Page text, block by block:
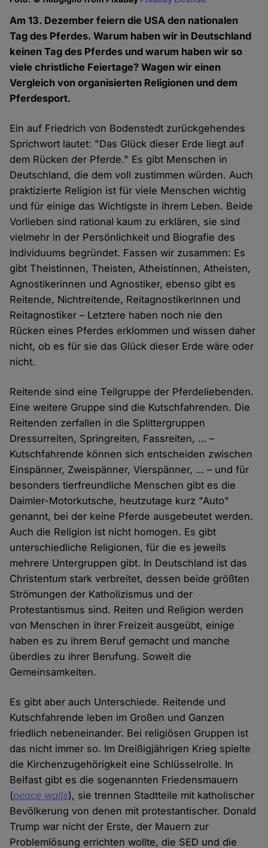
Am 13. Dezember feiern die USA den nationalen
Tag des Pferdes. Warum haben wir in Deutschland
keinen Tag des Pferdes und warum haben wir so
viele christliche Feiertage? Wagen wir einen
Vergleich von organisierten Religionen und dem
Pferdesport.
Ein auf Friedrich von Bodenstedt zurückgehendes
Sprichwort lautet: "Das Glück dieser Erde liegt auf
dem Rücken der Pferde." Es gibt Menschen in
Deutschland, die dem voll zustimmen würden. Auch
praktizierte Religion ist für viele Menschen wichtig
und für einige das Wichtigste in ihrem Leben. Beide
Vorlieben sind rational kaum zu erklären, sie sind
vielmehr in der Persönlichkeit und Biografie des
Individuums begründet. Fassen wir zusammen: Es
gibt Theistinnen, Theisten, Atheistinnen, Atheisten,
Agnostikerinnen und Agnostiker, ebenso gibt es
Reitende, Nichtreitende, Reitagnostikerinnen und
Reitagnostiker – Letztere haben noch nie den
Rücken eines Pferdes erklommen und wissen daher
nicht, ob es für sie das Glück dieser Erde wäre oder
nicht.
Reitende sind eine Teilgruppe der Pferdeliebenden.
Eine weitere Gruppe sind die Kutschfahrenden. Die
Reitenden zerfallen in die Splittergruppen
Dressurreiten, Springreiten, Fassreiten, … –
Kutschfahrende können sich entscheiden zwischen
Einspänner, Zweispänner, Vierspänner, … – und für
besonders tierfreundliche Menschen gibt es die
Daimler-Motorkutsche, heutzutage kurz "Auto"
genannt, bei der keine Pferde ausgebeutet werden.
Auch die Religion ist nicht homogen. Es gibt
unterschiedliche Religionen, für die es jeweils
mehrere Untergruppen gibt. In Deutschland ist das
Christentum stark verbreitet, dessen beide größten
Strömungen der Katholizismus und der
Protestantismus sind. Reiten und Religion werden
von Menschen in ihrer Freizeit ausgeübt, einige
haben es zu ihrem Beruf gemacht und manche
überdies zu ihrer Berufung. Soweit die
Gemeinsamkeiten.
Es gibt aber auch Unterschiede. Reitende und
Kutschfahrende leben im Großen und Ganzen
friedlich nebeneinander. Bei religiösen Gruppen ist
das nicht immer so. Im Dreißigjährigen Krieg spielte
die Kirchenzugehörigkeit eine Schlüsselrolle. In
Belfast gibt es die sogenannten Friedensmauern
(peace walls), sie trennen Stadtteile mit katholischer
Bevölkerung von denen mit protestantischer. Donald
Trump war nicht der Erste, der Mauern zur
Problemlösung errichten wollte, die SED und die